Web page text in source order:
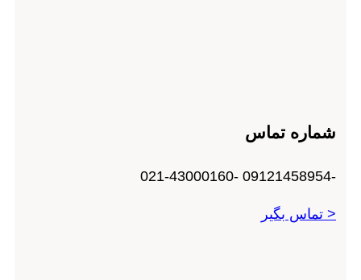
شماره تماس
< تماس بگیر